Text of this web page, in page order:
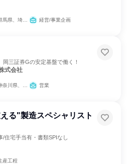
岡県、愛知県、京都府、大阪府 経営/事業企画
三証券Gの安定基盤で働く！
式会社
、静岡県 営業
る"製造スペシャリスト
/住宅手当有・書類SPIなし
産工程